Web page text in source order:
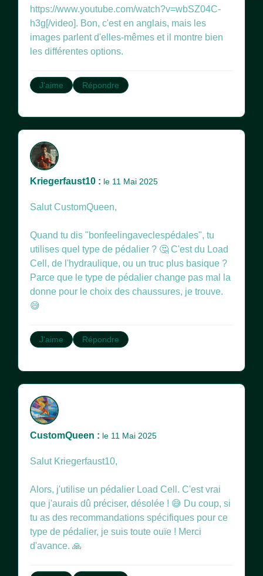
https://www.youtube.com/watch?v=wbSZ04C-
h3g[/video]. Bon, c'est en anglais, mais les
images parlent d'elles-mêmes et il montre bien
les différentes options.
J'aime Répondre
Kriegerfaust10 : le 11 Mai 2025
Salut CustomQueen,
Quand tu dis "bonfeelingaveclespédales", tu
utilises quel type de pédalier ? 🤔 C'est du Load
Cell, de l'hydraulique, ou un truc plus basique ?
Parce que le type de pédalier change pas mal la
donne pour le choix des chaussures, je trouve.
😅
J'aime Répondre
CustomQueen : le 11 Mai 2025
Salut Kriegerfaust10,
Alors, j'utilise un pédalier Load Cell. C'est vrai
que j'aurais dû préciser, désolée ! 😅 Du coup, si
tu as des recommandations spécifiques pour ce
type de pédalier, je suis toute ouïe ! Merci
d'avance. 🙏